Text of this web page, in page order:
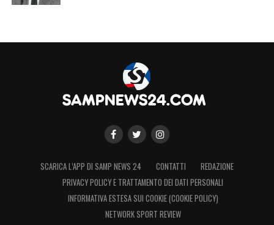
SCARICA L’APP DI SAMP NEWS 24 CONTATTI
REDAZIONE
PRIVACY POLICY E TRATTAMENTO DEI DATI PERSONALI
INFORMATIVA ESTESA SUI COOKIE (COOKIE POLICY)
NETWORK SPORT REVIEW